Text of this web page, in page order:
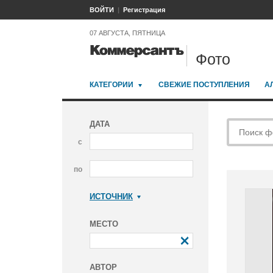
ВОЙТИ Регистрация
07 АВГУСТА, ПЯТНИЦА
Фото
КАТЕГОРИИ СВЕЖИЕ ПОСТУПЛЕНИЯ
ДАТА
с
по
ИСТОЧНИК
МЕСТО
АВТОР